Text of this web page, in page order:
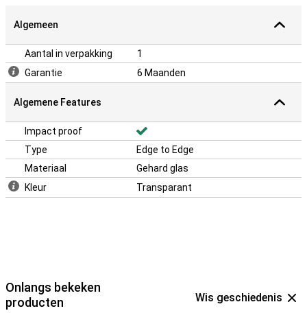
Algemeen
Aantal in verpakking
1
Garantie
6 Maanden
Algemene Features
Impact proof
Type
Edge to Edge
Materiaal
Gehard glas
Kleur
Transparant
Onlangs bekeken
producten
Wis geschiedenis